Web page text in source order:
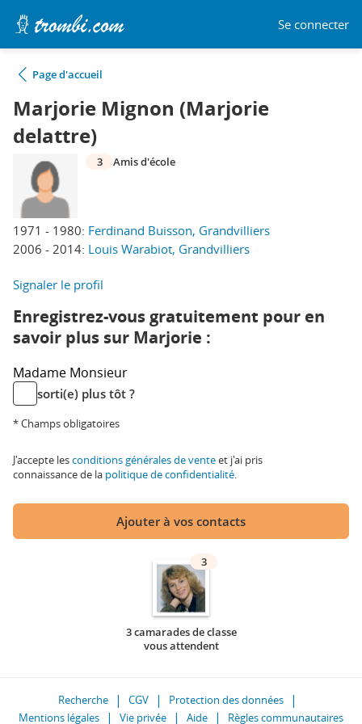
Se connecter
Page d'accueil
Marjorie Mignon (Marjorie
delattre)
1971 - 1980: Ferdinand Buisson, Grandvilliers
2006 - 2014: Louis Warabiot, Grandvilliers
3 Amis d'école
Signaler le profil
Enregistrez-vous gratuitement pour en
savoir plus sur Marjorie :
Madame Monsieur
sorti(e) plus tôt ?
* Champs obligatoires
J'accepte lesconditions générales de venteet j'ai pris
connaissance de la politique de confidentialité.
Ajouter à vos contacts
3
3 camarades de classe
vous attendent
Recherche CGV
Protection des données
Mentions légales
Vie privée Aide Règles communautaires